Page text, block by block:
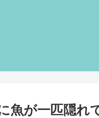
魚が一匹隠